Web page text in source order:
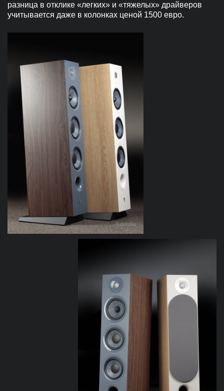
разница в отклике «легких» и «тяжелых» драйверов
учитывается даже в колонках ценой 1500 евро.